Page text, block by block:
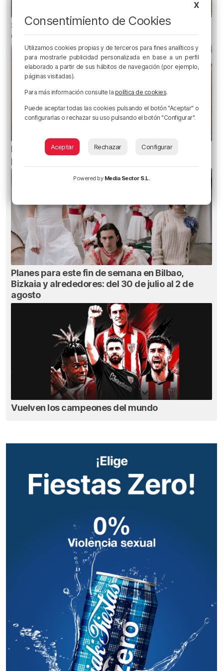
Se atrasa el inicio de La Liga para el Athletic
Club
Euskadi registra 27 picaduras de carabela
portuguesa
Planes para este fin de semana en Bilbao,
Bizkaia y alrededores: del 30 de julio al 2 de
agosto
Vuelven los campeones del mundo
X
Consentimiento de Cookies
Utilizamos cookies propias y de terceros para fines analíticos y
para mostrarle publicidad personalizada en base a un perfil
elaborado a partir de sus hábitos de navegación (por ejemplo,
páginas visitadas).
Para más información consulte la política de cookies.
Puede aceptar todas las cookies pulsando el botón "Aceptar" o
configurarlas o rechazar su uso pulsando el botón "Configurar".
Aceptar Rechazar Configurar
Powered by Media Sector S.L.